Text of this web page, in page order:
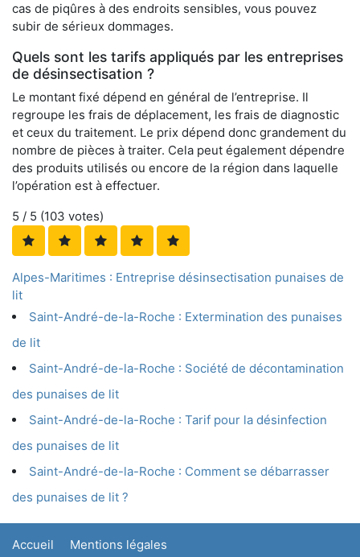
cas de piqûres à des endroits sensibles, vous pouvez
subir de sérieux dommages.
Quels sont les tarifs appliqués par les entreprises
de désinsectisation ?
Le montant fixé dépend en général de l’entreprise. Il
regroupe les frais de déplacement, les frais de diagnostic
et ceux du traitement. Le prix dépend donc grandement du
nombre de pièces à traiter. Cela peut également dépendre
des produits utilisés ou encore de la région dans laquelle
l’opération est à effectuer.
5 / 5 (103 votes)
Alpes-Maritimes : Entreprise désinsectisation punaises de
lit
Saint-André-de-la-Roche : Extermination des punaises
de lit
Saint-André-de-la-Roche : Société de décontamination
des punaises de lit
Saint-André-de-la-Roche : Tarif pour la désinfection
des punaises de lit
Saint-André-de-la-Roche : Comment se débarrasser
des punaises de lit ?
Accueil Mentions légales